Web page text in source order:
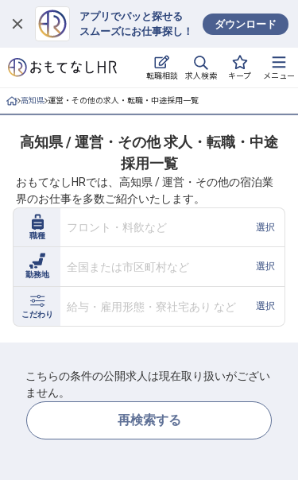
アプリでパッと探せる
スムーズにお仕事探し！
ダウンロード
転職相談 求人検索 キープ メニュー
ログイン
求人・施設を探す
就職・転職 合同説明会
おもてなしHRについて
ご利用の流れ
よくある質問
ホテル・宿泊業界情報コラム
無料 転職サポートに申し込む
採用をお考えの企業様へ
高知県 運営・その他の求人・転職・中途採用一覧
高知県 / 運営・その他 求人・転職・中途
採用一覧
おもてなしHRでは、高知県 / 運営・その他の宿泊業
界のお仕事を多数ご紹介いたします。
職種
フロント・料飲など 選択
勤務地
全国または市区町村など 選択
こだわり
給与・雇用形態・寮社宅あり など 選択
こちらの条件の公開求人は現在取り扱いがござい
ません。
再検索する